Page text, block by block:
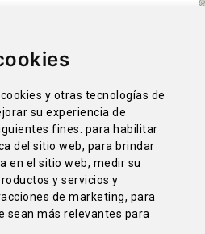
y otras tecnologías de
su experiencia de
fines: para habilitar
del sitio web, para brindar
en el sitio web, medir su
y servicios y
de marketing, para
sean más relevantes para